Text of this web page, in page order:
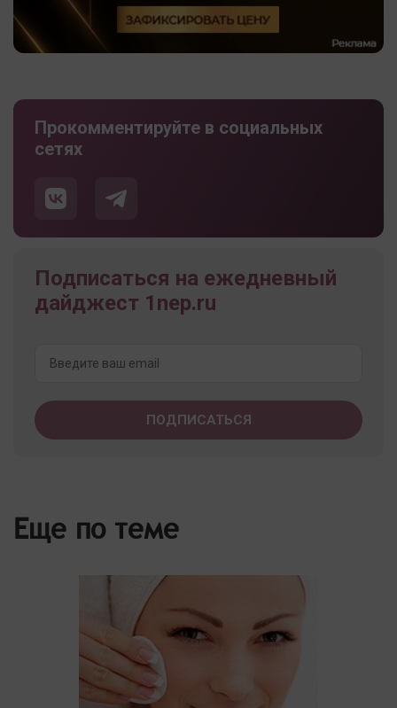
Прокомментируйте в социальных
сетях
Подписаться на ежедневный
дайджест 1nep.ru
Еще по теме